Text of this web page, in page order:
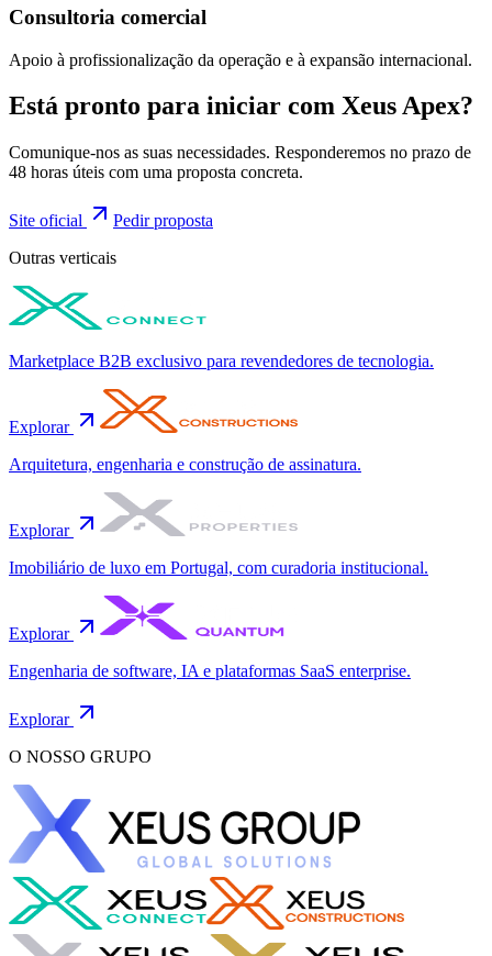
Consultoria comercial
Apoio à profissionalização da operação e à expansão internacional.
Está pronto para iniciar com Xeus Apex?
Comunique-nos as suas necessidades. Responderemos no prazo de
48 horas úteis com uma proposta concreta.
Site oficial
Pedir proposta
Outras verticais
Marketplace B2B exclusivo para revendedores de tecnologia.
Explorar
Arquitetura, engenharia e construção de assinatura.
Explorar
Imobiliário de luxo em Portugal, com curadoria institucional.
Explorar
Engenharia de software, IA e plataformas SaaS enterprise.
Explorar
O NOSSO GRUPO